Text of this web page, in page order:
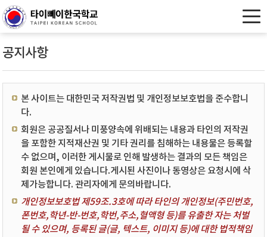
공지사항
본 사이트는 대한민국 저작권법 및 개인정보보호법을 준수합니
다.
회원은 공공질서나 미풍양속에 위배되는 내용과 타인의 저작권
을 포함한 지적재산권 및 기타 권리를 침해하는 내용물은 등록할
수 없으며, 이러한 게시물로 인해 발생하는 결과의 모든 책임은
회원 본인에게 있습니다.게시된 사진이나 동영상은 요청시에 삭
제가능합니다. 관리자에게 문의바랍니다.
개인정보보호법 제59조.3호에 따라 타인의 개인정보(주민번호,
폰번호,학년-반-번호,학번,주소,혈액형 등)를 유출한 자는 처벌
될 수 있으며, 등록된 글(글, 텍스트, 이미지 등)에 대한 법적책임